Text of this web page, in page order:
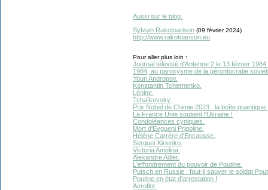
Aussi sur le blog.
Sylvain Rakotoarison (09 février 2024)
http://www.rakotoarison.eu
Pour aller plus loin :
Journal télévisé d'Antenne 2 le 13 février 1984
1984, au paroxysme de la gérontocratie
Youri Andropov.
Konstantin Tchernenko.
Lénine.
Tchaïkovsky.
Prix Nobel de Chimie 2023 : la boîte quantique.
La France Unie soutient l'Ukraine !
Condoléances cyniques.
Mort d'Evgueni Prigojine.
Hélène Carrère d'Encausse.
Sergueï Kirienko.
Victoria Amelina.
Alexandre Adler.
L'effondrement du pouvoir de Poutine.
Putsch en Russie : faut-il sauver le soldat
Poutine en état d'arrestation !
Aeroflot.